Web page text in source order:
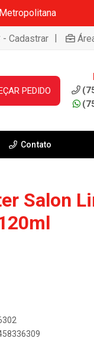
- Cadastrar |
PEDIDO
Contato
Salon